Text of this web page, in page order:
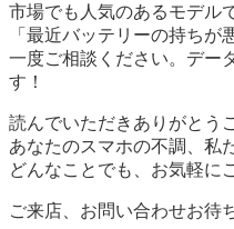
市場でも人気のあるモデル
「最近バッテリーの持ち
一度ご相談ください。デー
す！
読んでいただきありがとう
あなたのスマホの不調、私
どんなことでも、お気軽に
ご来店、お問い合わせお待